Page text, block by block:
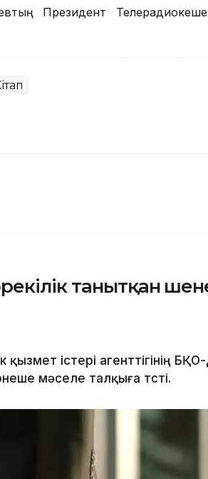
Президент
танытқан
істері агенттігінің
мәселе талқыға түсті.